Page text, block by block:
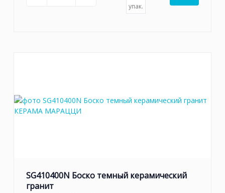
упак.
SG410400N Боско темный керамический
гранит